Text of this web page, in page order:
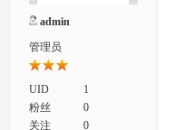
admin
管理员
UID
1
粉丝
0
关注
0